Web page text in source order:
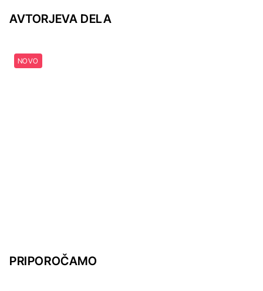
AVTORJEVA DELA
NOVO
PRIPOROČAMO